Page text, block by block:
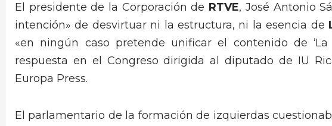
El presidente de la Corporación de RTVE, José Antonio
intención» de desvirtuar ni la estructura, ni la esencia de
«en ningún caso pretende unificar el contenido de ‘La
respuesta en el Congreso dirigida al diputado de IU
Europa Press.
El parlamentario de la formación de izquierdas